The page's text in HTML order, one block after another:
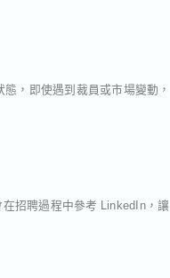
，即使遇到裁員或市場變動，
招聘過程中參考 LinkedIn，讓